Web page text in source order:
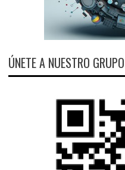
ÚNETE A NUESTRO